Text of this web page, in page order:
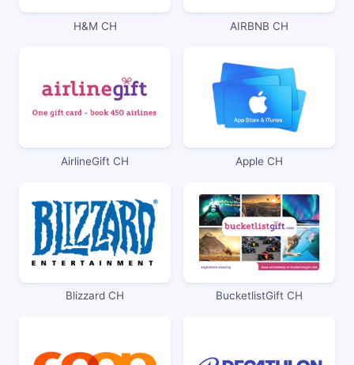
H&M CH AIRBNB CH
AirlineGift CH Apple CH
Blizzard CH BucketlistGift CH